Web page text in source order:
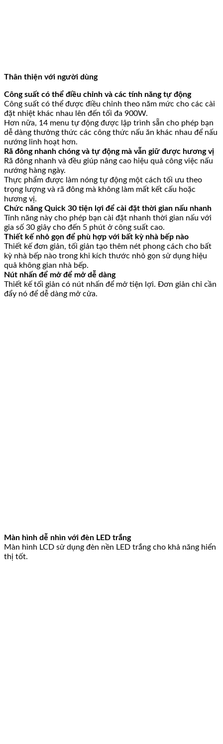
Thân thiện với người dùng
Công suất có thể điều chỉnh và các tính năng tự động
Công suất có thể được điều chỉnh theo năm mức cho các cài
đặt nhiệt khác nhau lên đến tối đa 900W.
Hơn nữa, 14 menu tự động được lập trình sẵn cho phép bạn
dễ dàng thưởng thức các công thức nấu ăn khác nhau để nấu
nướng linh hoạt hơn.
Rã đông nhanh chóng và tự động mà vẫn giữ được hương vị
Rã đông nhanh và đều giúp nâng cao hiệu quả công việc nấu
nướng hàng ngày.
Thực phẩm được làm nóng tự động một cách tối ưu theo
trọng lượng và rã đông mà không làm mất kết cấu hoặc
hương vị.
Chức năng Quick 30 tiện lợi để cài đặt thời gian nấu nhanh
Tính năng này cho phép bạn cài đặt nhanh thời gian nấu với
gia số 30 giây cho đến 5 phút ở công suất cao.
Thiết kế nhỏ gọn để phù hợp với bất kỳ nhà bếp nào
Thiết kế đơn giản, tối giản tạo thêm nét phong cách cho bất
kỳ nhà bếp nào trong khi kích thước nhỏ gọn sử dụng hiệu
quả không gian nhà bếp.
Nút nhấn để mở để mở dễ dàng
Thiết kế tối giản có nút nhấn để mở tiện lợi. Đơn giản chỉ cần
đẩy nó để dễ dàng mở cửa.
Màn hình dễ nhìn với đèn LED trắng
Màn hình LCD sử dụng đèn nền LED trắng cho khả năng hiển
thị tốt.